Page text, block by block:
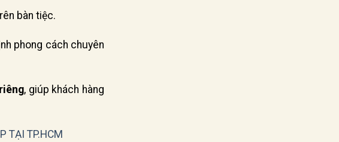
bàn tiệc.
phong cách chuyên
, giúp khách hàng
TẠI TP.HCM